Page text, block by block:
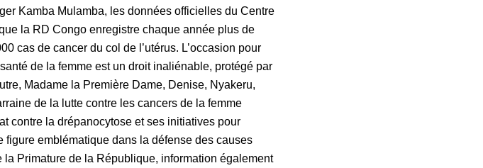
Kamba Mulamba, les données officielles du Centre
la RD Congo enregistre chaque année plus de
cas de cancer du col de l’utérus. L’occasion pour
de la femme est un droit inaliénable, protégé par
Madame la Première Dame, Denise, Nyakeru,
de la lutte contre les cancers de la femme
contre la drépanocytose et ses initiatives pour
figure emblématique dans la défense des causes
Primature de la République, information également